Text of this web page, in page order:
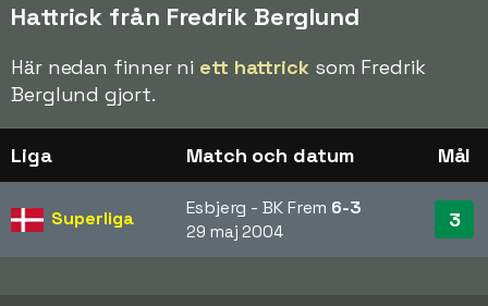
Hattrick från Fredrik Berglund
Här nedan finner ni ett hattricksom Fredrik
Berglund gjort.
Liga Match och datum Mål
Superliga Esbjerg - BK Frem 6-3
29 maj 2004 3